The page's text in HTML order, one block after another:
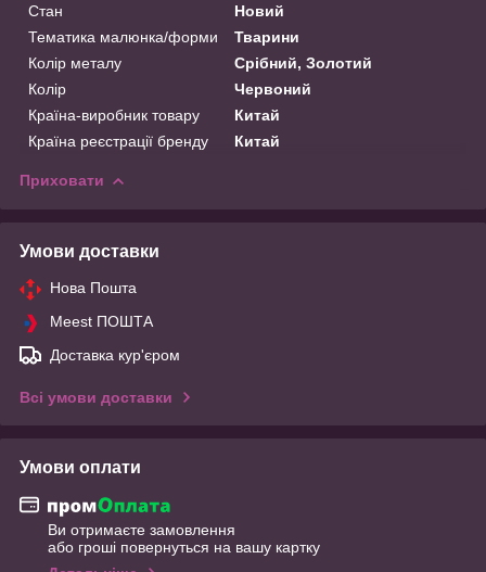
Стан
Новий
Тематика малюнка/форми
Тварини
Колір металу
Срібний, Золотий
Колір
Червоний
Країна-виробник товару
Китай
Країна реєстрації бренду
Китай
Приховати
Умови доставки
Нова Пошта
Meest ПОШТА
Доставка кур'єром
Всі умови доставки
Умови оплати
Ви отримаєте замовлення
або гроші повернуться на вашу картку